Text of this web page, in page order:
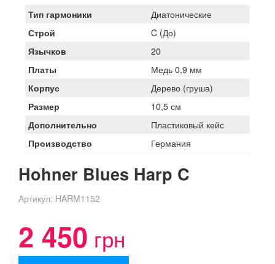
Тип гармоники
Диатонические
Строй
C (До)
Язычков
20
Платы
Медь 0,9 мм
Корпус
Дерево (груша)
Размер
10,5 см
Дополнительно
Пластиковый кейс
Производство
Германия
Hohner Blues Harp C
Артикул: HARM1152
2 450 грн